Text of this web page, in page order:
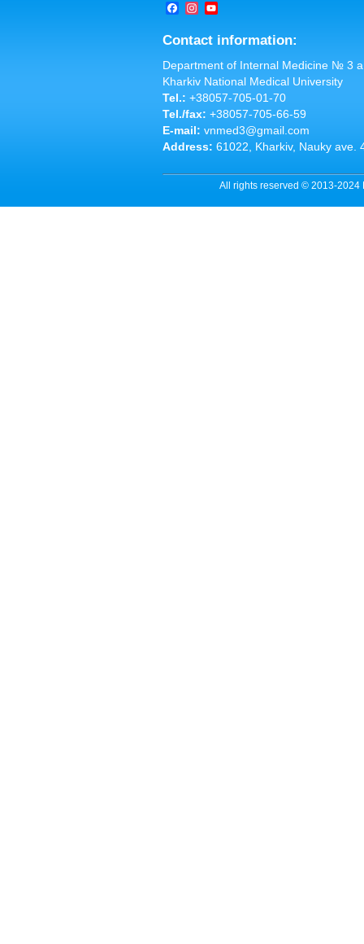
Facebook
Instagram
YouTube
Contact information:
Department of Internal Medicine № 3
Kharkiv National Medical University
Tel.: +38057-705-01-70
Tel./fax: +38057-705-66-59
E-mail: vnmed3@gmail.com
Address: 61022, Kharkiv, Nauky ave.
All rights reserved © 2013-